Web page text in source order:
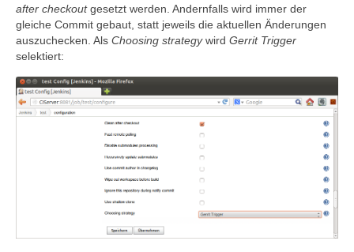
after checkoutgesetzt werden. Andernfalls wird immer der
gleiche Commit gebaut, statt jeweils die aktuellen Änderungen
auszuchecken. Als Choosing strategywird Gerrit Trigger
selektiert: